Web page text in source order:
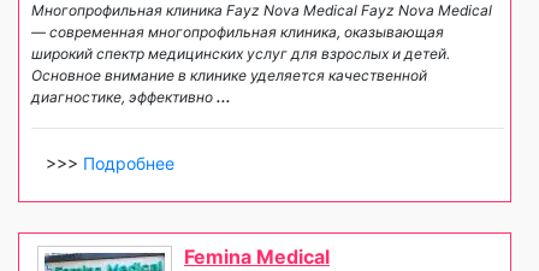
Многопрофильная клиника Fayz Nova Medical Fayz Nova Medical
— современная многопрофильная клиника, оказывающая
широкий спектр медицинских услуг для взрослых и детей.
Основное внимание в клинике уделяется качественной
диагностике, эффективно ...
>>> Подробнее
Femina Medical